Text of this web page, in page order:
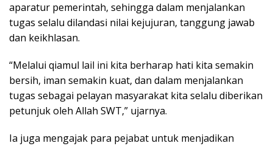
aparatur pemerintah, sehingga dalam menjalankan
tugas selalu dilandasi nilai kejujuran, tanggung jawab
dan keikhlasan.
“Melalui qiamul lail ini kita berharap hati kita semakin
bersih, iman semakin kuat, dan dalam menjalankan
tugas sebagai pelayan masyarakat kita selalu diberikan
petunjuk oleh Allah SWT,” ujarnya.
Ia juga mengajak para pejabat untuk menjadikan